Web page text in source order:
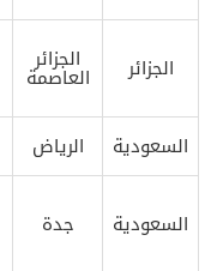
الجزائر الجزائر
العاصمة
السعودية الرياض
السعودية جدة